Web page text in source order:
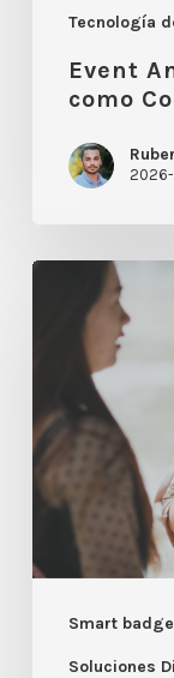
Tecnología
Event
como
Smart
Soluciones
Eventos
sostenibles:
Smart
Badges
2.0
vs.
Papel